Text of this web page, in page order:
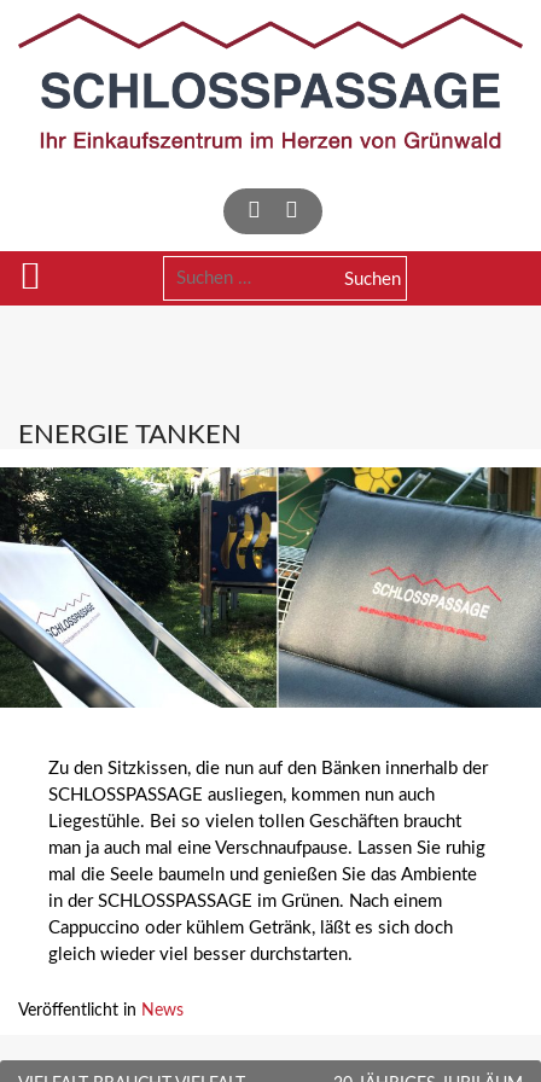
Suchen
ENERGIE TANKEN
Zu den Sitzkissen, die nun auf den Bänken innerhalb der
SCHLOSSPASSAGE ausliegen, kommen nun auch
Liegestühle. Bei so vielen tollen Geschäften braucht
man ja auch mal eine Verschnaufpause. Lassen Sie ruhig
mal die Seele baumeln und genießen Sie das Ambiente
in der SCHLOSSPASSAGE im Grünen. Nach einem
Cappuccino oder kühlem Getränk, läßt es sich doch
gleich wieder viel besser durchstarten.
Veröffentlicht in News